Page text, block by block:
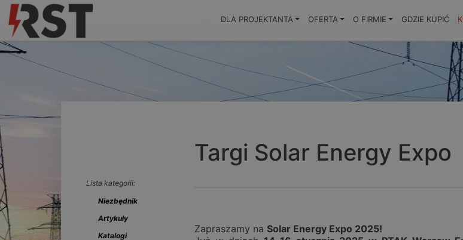
DLA PROJEKTANTA OFERTA O FIRMIE GDZIE KUPIĆ
Lista kategorii:
Niezbędnik
Artykuły
Katalogi
Targi Solar Energy Expo
Zapraszamy na Solar Energy Expo 2025!